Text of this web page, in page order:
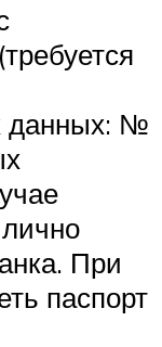
данных: №
При
паспорт